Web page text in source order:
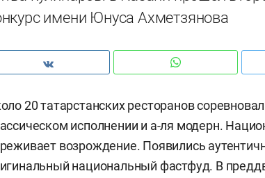
имени Юнуса Ахметзянова
20 татарстанских ресторанов
исполнении и а-ля модерн.
возрождение. Появились
национальный фастфуд. В